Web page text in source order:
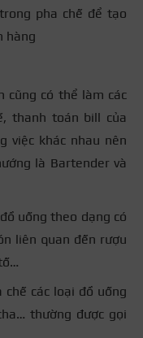
pha chế để tạo
hàng
cũng có thể làm các
thanh toán bill của
việc khác nhau nên
là Bartender và
uống theo dạng có
liên quan đến rượu
chế các loại đồ uống
thường được gọi